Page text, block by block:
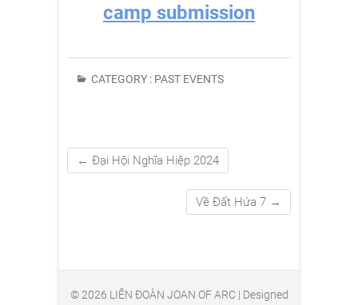
camp submission
CATEGORY : PAST EVENTS
← Đại Hội Nghĩa Hiệp 2024
Về Đất Hứa 7 →
© 2026 LIÊN ĐOÀN JOAN OF ARC | Designed